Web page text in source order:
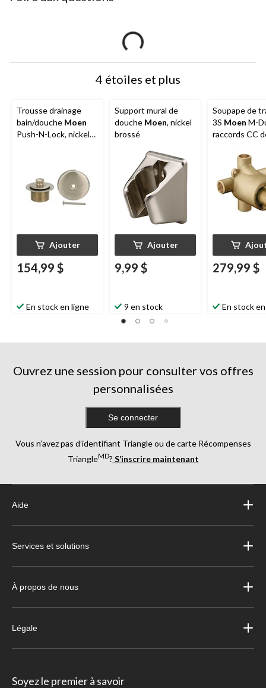
4 étoiles et plus
Trousse drainage
bain/douche Moen
Push-N-Lock, nickel
Ajouter
154,99 $
En stock en ligne
Support mural de
douche Moen, nickel
brossé
Ajouter
9,99 $
9 en stock
Soupape de
3S Moen M-
raccords CC
279,99 $
En stock
Ouvrez une session pour consulter vos offres
personnalisées
Se connecter
Vous n’avez pas d’identifiant Triangle ou de carte Récompenses
TriangleMD? S’inscrire maintenant
Aide
Services et solutions
À propos de nous
Légale
Soyez le premier à savoir